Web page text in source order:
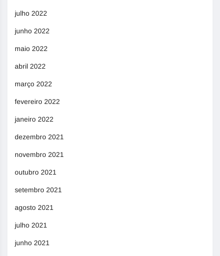
julho 2022
junho 2022
maio 2022
abril 2022
março 2022
fevereiro 2022
janeiro 2022
dezembro 2021
novembro 2021
outubro 2021
setembro 2021
agosto 2021
julho 2021
junho 2021